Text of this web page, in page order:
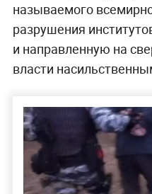
называемого
разрушения
и направленную на
власти